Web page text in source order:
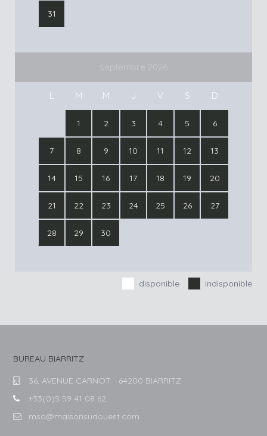
31
septembre 2026
L M M J V S D
1 2 3 4 5 6
7 8 9 10 11 12 13
14 15 16 17 18 19 20
21 22 23 24 25 26 27
28 29 30
disponible indisponible
BUREAU BIARRITZ
36, AVENUE CARNOT - 64200 BIARRITZ
+33(0)5 59 41 08 62
mso@maisonsudouest.com